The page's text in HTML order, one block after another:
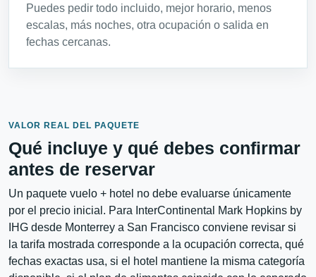
Puedes pedir todo incluido, mejor horario, menos
escalas, más noches, otra ocupación o salida en
fechas cercanas.
VALOR REAL DEL PAQUETE
Qué incluye y qué debes confirmar
antes de reservar
Un paquete vuelo + hotel no debe evaluarse únicamente
por el precio inicial. Para InterContinental Mark Hopkins by
IHG desde Monterrey a San Francisco conviene revisar si
la tarifa mostrada corresponde a la ocupación correcta, qué
fechas exactas usa, si el hotel mantiene la misma categoría